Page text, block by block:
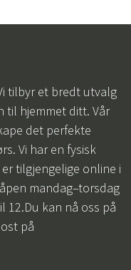
tilbyr et bredt utvalg
til hjemmet ditt. Vår
det perfekte
Vi har en fysisk
tilgjengelige online i
mandag–torsdag
12.Du kan nå oss på
på